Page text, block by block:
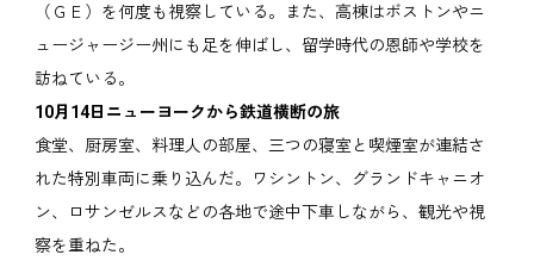
（ＧＥ）を何度も視察している。また、高棟はボストンやニ
ュージャージー州にも足を伸ばし、留学時代の恩師や学校を
訪ねている。
10月14日ニューヨークから鉄道横断の旅
食堂、厨房室、料理人の部屋、三つの寝室と喫煙室が連結さ
れた特別車両に乗り込んだ。ワシントン、グランドキャニオ
ン、ロサンゼルスなどの各地で途中下車しながら、観光や視
察を重ねた。